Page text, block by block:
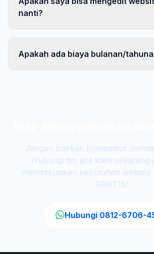
nanti?
Apakah ada biaya bulanan/
Jangan biarkan kompetitor
Hubungi tim ahli kami sekarang
mendiskusikan kebutuhan website
GRATIS!
Hubungi 0812-6706-